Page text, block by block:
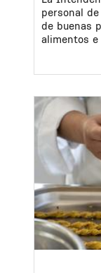
personal
de buenas
alimentos e
Image